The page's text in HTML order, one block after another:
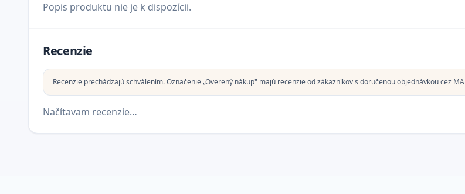
Popis produktu nie je k dispozícii.
Recenzie
Recenzie prechádzajú schválením. Označenie „Overený nákup" majú recenzie od zákazníkov s doručenou objednávkou cez
Načítavam recenzie…